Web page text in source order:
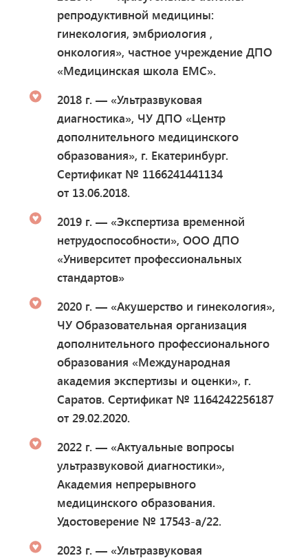
репродуктивной медицины:
гинекология, эмбриология ,
онкология», частное учреждение ДПО
«Медицинская школа ЕМС».
2018 г. — «Ультразвуковая
диагностика», ЧУ ДПО «Центр
дополнительного медицинского
образования», г. Екатеринбург.
Сертификат № 1166241441134
от 13.06.2018.
2019 г. — «Экспертиза временной
нетрудоспособности», ООО ДПО
«Университет профессиональных
стандартов»
2020 г. — «Акушерство и гинекология»,
ЧУ Образовательная организация
дополнительного профессионального
образования «Международная
академия экспертизы и оценки», г.
Саратов. Сертификат № 1164242256187
от 29.02.2020.
2022 г. — «Актуальные вопросы
ультразвуковой диагностики»,
Академия непрерывного
медицинского образования.
Удостоверение № 17543-а/22.
2023 г. — «Ультразвуковая